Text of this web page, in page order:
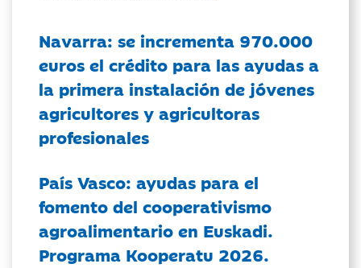
Navarra: se incrementa 970.000
euros el crédito para las ayudas a
la primera instalación de jóvenes
agricultores y agricultoras
profesionales
País Vasco: ayudas para el
fomento del cooperativismo
agroalimentario en Euskadi.
Programa Kooperatu 2026.